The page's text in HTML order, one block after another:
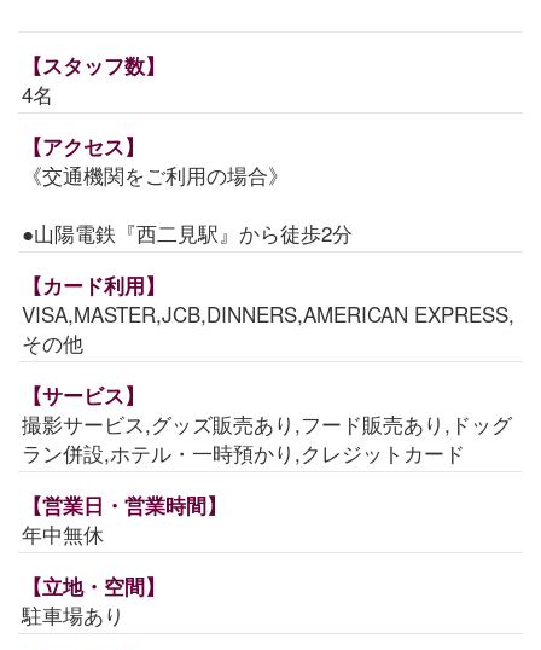
【スタッフ数】
4名
【アクセス】
《交通機関をご利用の場合》
●山陽電鉄『西二見駅』から徒歩2分
【カード利用】
VISA,MASTER,JCB,DINNERS,AMERICAN EXPRESS,
その他
【サービス】
撮影サービス,グッズ販売あり,フード販売あり,ドッグ
ラン併設,ホテル・一時預かり,クレジットカード
【営業日・営業時間】
年中無休
【立地・空間】
駐車場あり